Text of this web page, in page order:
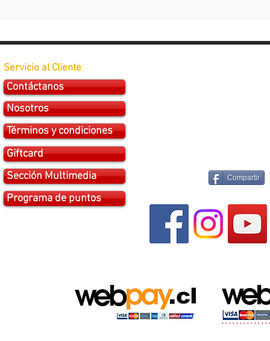
Servicio al Cliente:
Contáctanos
Nosotros
Términos y condiciones
Giftcard
Sección Multimedia
Programa de puntos
Compartir